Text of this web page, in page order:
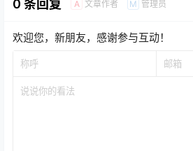
0 条回复 A 文章作者 M 管理员
欢迎您，新朋友，感谢参与互动！